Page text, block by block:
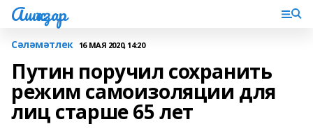
Ашҡаҙар
Сәләмәтлек 16 МАЯ 2020, 14:20
Путин поручил сохранить
режим самоизоляции для
лиц старше 65 лет